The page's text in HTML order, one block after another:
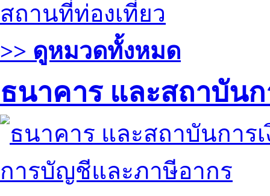
สถานที่ท่องเที่ยว
>> ดูหมวดทั้งหมด
ธนาคาร และสถาบันก
การบัญชีและภาษีอากร